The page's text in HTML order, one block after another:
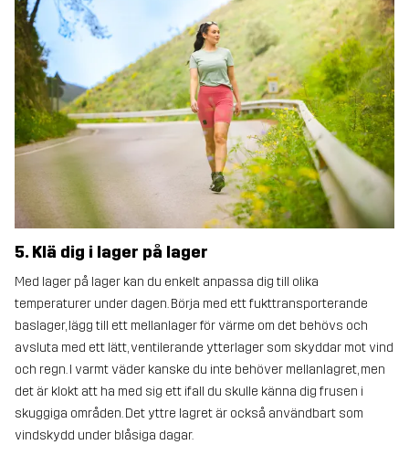
5. Klä dig i lager på lager
Med lager på lager kan du enkelt anpassa dig till olika
temperaturer under dagen. Börja med ett fukttransporterande
baslager, lägg till ett mellanlager för värme om det behövs och
avsluta med ett lätt, ventilerande ytterlager som skyddar mot vind
och regn. I varmt väder kanske du inte behöver mellanlagret, men
det är klokt att ha med sig ett ifall du skulle känna dig frusen i
skuggiga områden. Det yttre lagret är också användbart som
vindskydd under blåsiga dagar.